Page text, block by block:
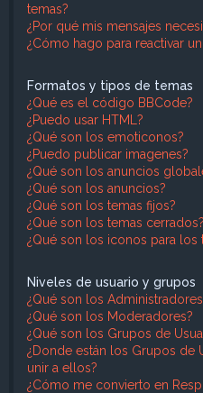
temas?
¿Por qué mis mensajes
¿Cómo hago para reactivar
Formatos y tipos de temas
¿Qué es el código BBCode?
¿Puedo usar HTML?
¿Qué son los emoticonos?
¿Puedo publicar imagenes?
¿Qué son los anuncios
¿Qué son los anuncios?
¿Qué son los temas fijos?
¿Qué son los temas cerrados?
¿Qué son los iconos para los
Niveles de usuario y grupos
¿Qué son los
¿Qué son los Moderadores?
¿Qué son los Grupos de
¿Donde están los Grupos de
unir a ellos?
¿Cómo me convierto en